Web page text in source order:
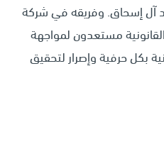
إسحاق. وفريقه في شركة
مستعدون لمواجهة
بكل حرفية وإصرار لتحقيق